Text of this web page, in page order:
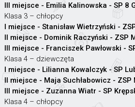
III miejsce - Emilia Kalinowska - SP 8
Klasa 3 – chłopcy
I miejsce - Stanisław Wietrzyński -
II miejsce - Dominik Raczyński - ZSP
III miejsce - Franciszek Pawłowski -
Klasa 4 – dziewczęta
I miejsce - Lilianna Kowalczyk - SP
II miejsce - Maja Suchłabowicz - ZSP
III miejsce - Zuzanna Wiatr - SP
Klasa 4 – chłopcy